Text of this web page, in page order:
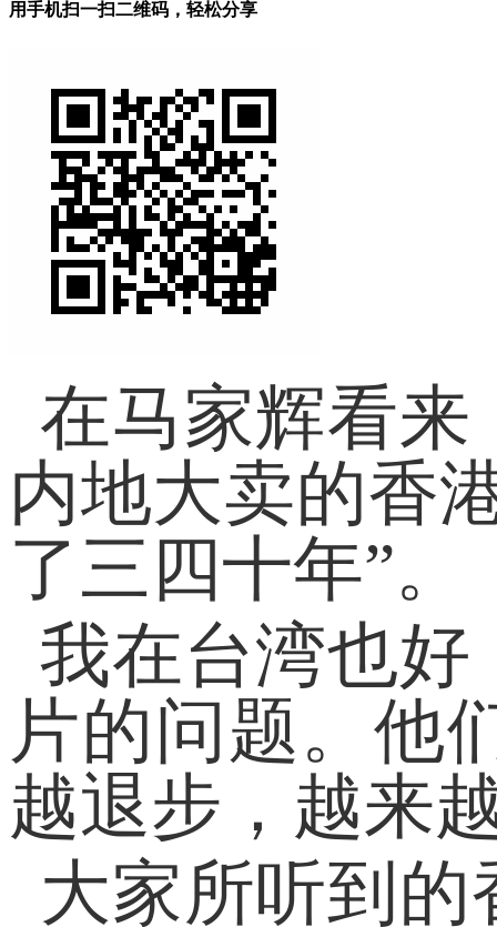
用手机扫一扫二维码，轻松分享
在马家辉看
内地大卖的香
了三四十年”。
我在台湾也好
片的问题。他
越退步，越来
大家所听到